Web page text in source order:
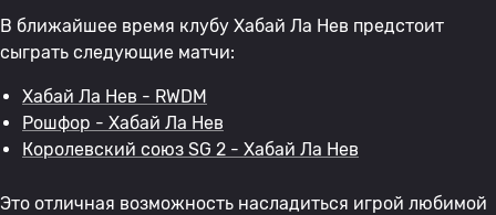
В ближайшее время клубу Хабай Ла Нев предстоит
сыграть следующие матчи:
Хабай Ла Нев - RWDM
Рошфор - Хабай Ла Нев
Королевский союз SG 2 - Хабай Ла Нев
Это отличная возможность насладиться игрой любимой